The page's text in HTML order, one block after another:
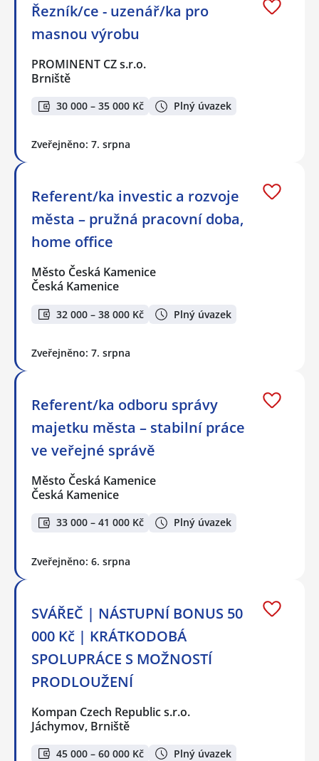
Řezník/ce - uzenář/ka pro
masnou výrobu
PROMINENT CZ s.r.o.
Brniště
30 000 – 35 000 Kč Plný úvazek
Zveřejněno: 7. srpna
Referent/ka investic a rozvoje
města – pružná pracovní doba,
home office
Město Česká Kamenice
Česká Kamenice
32 000 – 38 000 Kč Plný úvazek
Zveřejněno: 7. srpna
Referent/ka odboru správy
majetku města – stabilní práce
ve veřejné správě
Město Česká Kamenice
Česká Kamenice
33 000 – 41 000 Kč Plný úvazek
Zveřejněno: 6. srpna
SVÁŘEČ | NÁSTUPNÍ BONUS 50
000 Kč | KRÁTKODOBÁ
SPOLUPRÁCE S MOŽNOSTÍ
PRODLOUŽENÍ
Kompan Czech Republic s.r.o.
Jáchymov, Brniště
45 000 – 60 000 Kč
Plný úvazek